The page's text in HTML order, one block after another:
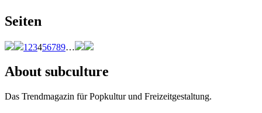
Seiten
1 23456789…
About subculture
Das Trendmagazin für Popkultur und Freizeitgestaltung.